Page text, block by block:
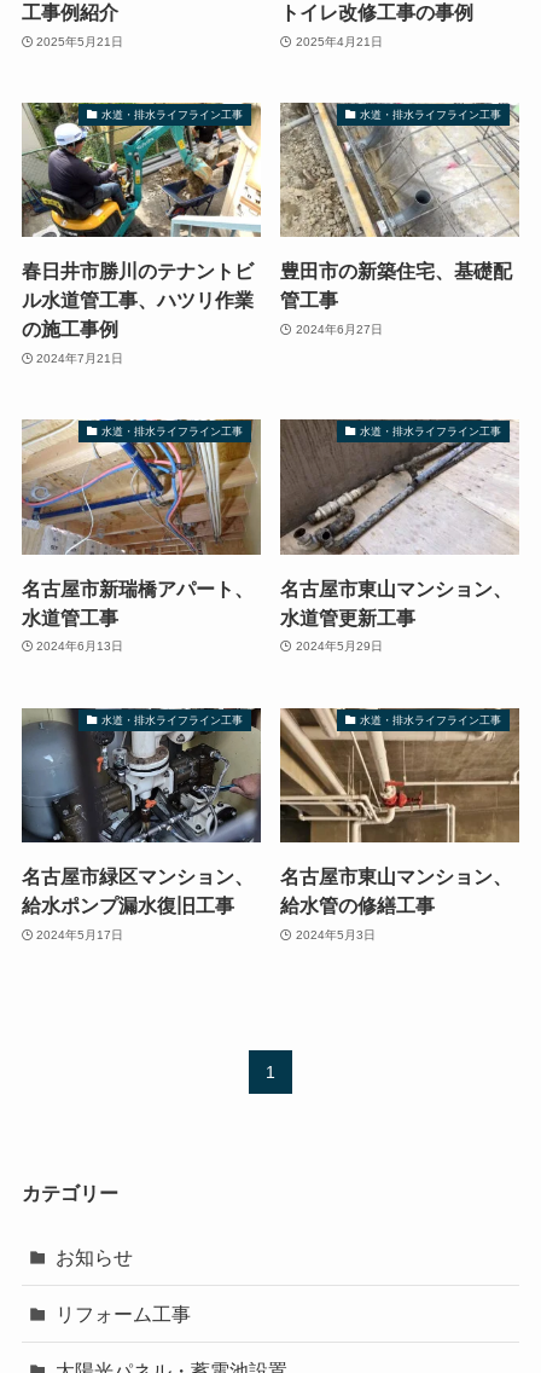
工事例紹介
2025年5月21日
トイレ改修工事の事例
2025年4月21日
水道・排水ライフライン工事
春日井市勝川のテナントビ
ル水道管工事、ハツリ作業
の施工事例
2024年7月21日
水道・排水ライフライン工事
豊田市の新築住宅、基礎配
管工事
2024年6月27日
水道・排水ライフライン工事
名古屋市新瑞橋アパート、
水道管工事
2024年6月13日
水道・排水ライフライン工事
名古屋市東山マンション、
水道管更新工事
2024年5月29日
水道・排水ライフライン工事
名古屋市緑区マンション、
給水ポンプ漏水復旧工事
2024年5月17日
水道・排水ライフライン工事
名古屋市東山マンション、
給水管の修繕工事
2024年5月3日
1
カテゴリー
お知らせ
リフォーム工事